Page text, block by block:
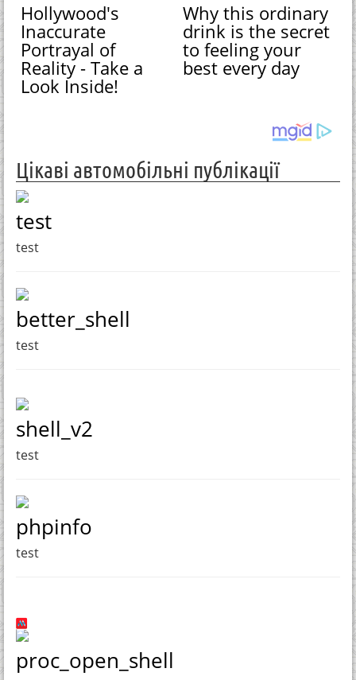
Hollywood's
Inaccurate
Portrayal of
Reality - Take a
Look Inside!
Why this ordinary
drink is the secret
to feeling your
best every day
Цікаві автомобільні публікації
test
test
better_shell
test
shell_v2
test
phpinfo
test
proc_open_shell